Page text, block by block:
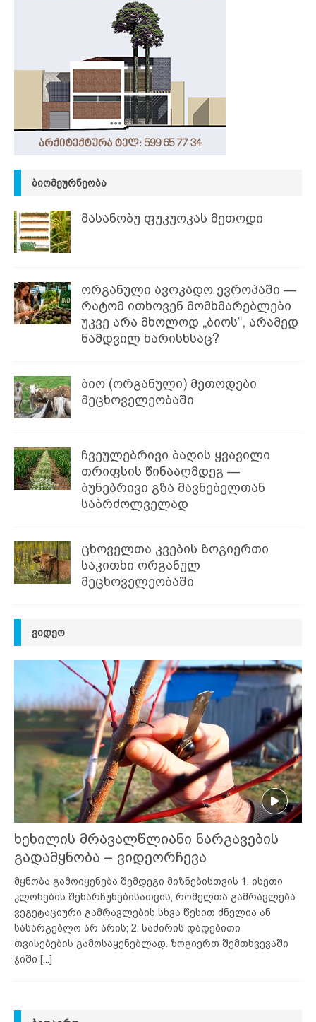
ᲑᲘᲝᲛᲔᲣᲠᲜᲔᲝᲑᲐ
მასანობუ ფუკუოკას მეთოდი
ორგანული ავოკადო ევროპაში —
რატომ ითხოვენ მომხმარებლები
უკვე არა მხოლოდ „ბიოს“, არამედ
ნამდვილ ხარისხსაც?
ბიო (ორგანული) მეთოდები
მეცხოველეობაში
ჩვეულებრივი ბაღის ყვავილი
თრიფსის წინააღმდეგ —
ბუნებრივი გზა მავნებელთან
საბრძოლველად
ცხოველთა კვების ზოგიერთი
საკითხი ორგანულ
მეცხოველეობაში
ᲕᲘᲓᲔᲝ
ხეხილის მრავალწლიანი ნარგავების
გადამყნობა – ვიდეორჩევა
მყნობა გამოიყენება შემდეგი მიზნებისთვის 1. ისეთი
კლონების შენარჩუნებისათვის, რომელთა გამრავლება
ვეგეტაციური გამრავლების სხვა წესით ძნელია ან
სასარგებლო არ არის; 2. საძირის დადებითი
თვისებების გამოსაყენებლად. ზოგიერთ შემთხვევაში
ჯიში [...]